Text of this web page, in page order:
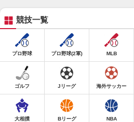
競技一覧
プロ野球 プロ野球(2軍) MLB
ゴルフ Jリーグ 海外サッカー
大相撲 Bリーグ NBA